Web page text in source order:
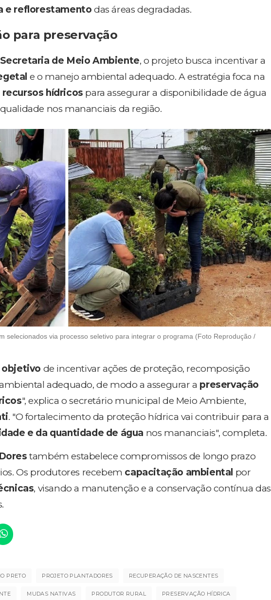
e reflorestamento das áreas degradadas.
para preservação
Secretaria de Meio Ambiente, o projeto busca incentivar a
e o manejo ambiental adequado. A estratégia foca na
hídricos para assegurar a disponibilidade de água
nos mananciais da região.
selecionados via processo seletivo para integrar o programa (Foto Reprodução /
de incentivar ações de proteção, recomposição
adequado, de modo a assegurar a preservação
", explica o secretário municipal de Meio Ambiente,
. "O fortalecimento da proteção hídrica vai contribuir para a
e da quantidade de água nos mananciais", completa.
também estabelece compromissos de longo prazo
Os produtores recebem capacitação ambiental por
, visando a manutenção e a conservação contínua das
PRETO PROJETO PLANTADORES RECUPERAÇÃO DE NASCENTES
MUDAS NATIVAS PRODUTOR RURAL PRESERVAÇÃO HÍDRICA